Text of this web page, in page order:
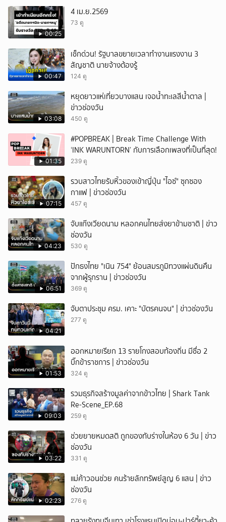
00:25
4 เม.ย.2569
73 ดู
00:47
เช็กด่วน! รัฐบาลขยายเวลาทำงานแรงงาน 3
สัญชาติ นายจ้างต้องรู้
124 ดู
03:08
หยุดยาวแห่เที่ยวบางแสน เจอน้ำทะเลสีน้ำตาล |
ข่าวช่องวัน
450 ดู
01:35
#POPBREAK | Break Time Challenge With
‘INK WARUNTORN’ กับการเลือกเพลงที่เป็นที่สุด!
239 ดู
07:15
รวบสาวไทยรับหิ้วของเข้าญี่ปุ่น "ไอซ์" ซุกซอง
กาแฟ | ข่าวช่องวัน
457 ดู
04:23
จับแก๊งเวียดนาม หลอกคนไทยส่งยาข้ามชาติ | ข่าว
ช่องวัน
530 ดู
06:51
ปักธงไทย "เนิน 754" ย้อนสมรภูมิทวงแผ่นดินคืน
จากผู้รุกราน | ข่าวช่องวัน
369 ดู
04:21
จับตาประชุม ครม. เคาะ "บัตรคนจน" | ข่าวช่องวัน
277 ดู
01:53
ออกหมายเรียก 13 รายโกงสอบท้องถิ่น มีชื่อ 2
บิ๊กข้าราชการ | ข่าวช่องวัน
324 ดู
09:03
รวมธุรกิจสร้างมูลค่าจากข้าวไทย | Shark Tank
Re-Scene_EP.68
259 ดู
03:22
ช่วยยายหมดสติ ถูกของทับร่างในห้อง 6 วัน | ข่าว
ช่องวัน
331 ดู
02:23
แม่ค้าวอนช่วย คนร้ายลักทรัพย์สูญ 6 แสน | ข่าว
ช่องวัน
276 ดู